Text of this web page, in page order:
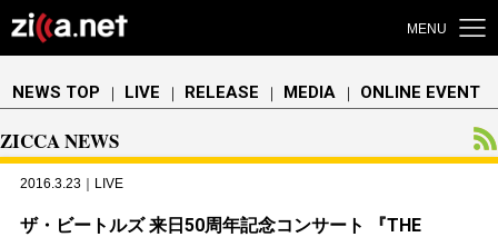
MENU
NEWS TOP ｜ LIVE ｜ RELEASE ｜ MEDIA ｜ ONLINE EVENT
ZICCA NEWS
2016.3.23｜LIVE
ザ・ビートルズ 来日50周年記念コンサート 『THE